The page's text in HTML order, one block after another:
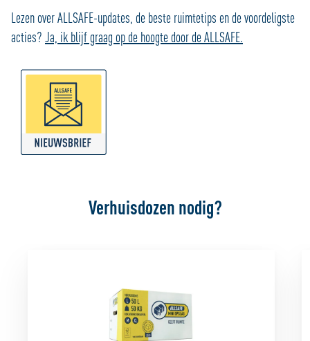
Lezen over ALLSAFE-updates, de beste ruimtetips en de voordeligste
acties? Ja, ik blijf graag op de hoogte door de ALLSAFE.
Verhuisdozen nodig?